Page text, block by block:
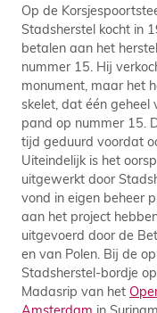
Op de
Stadsherstel kocht in
betalen aan het
nummer 15. Hij
monument, maar het
skelet, dat één
pand op nummer 15.
tijd geduurd voordat
Uiteindelijk is het
uitgewerkt door
vond in eigen beheer
aan het project
uitgevoerd door de
en van Polen. Bij de
Stadsherstel-bordje
Madasrip van het